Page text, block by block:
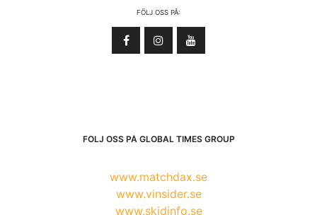
FÖLJ OSS PÅ:
FÖLJ OSS PÅ GLOBAL TIMES GROUP
www.matchdax.se
www.vinsider.se
www.skidinfo.se